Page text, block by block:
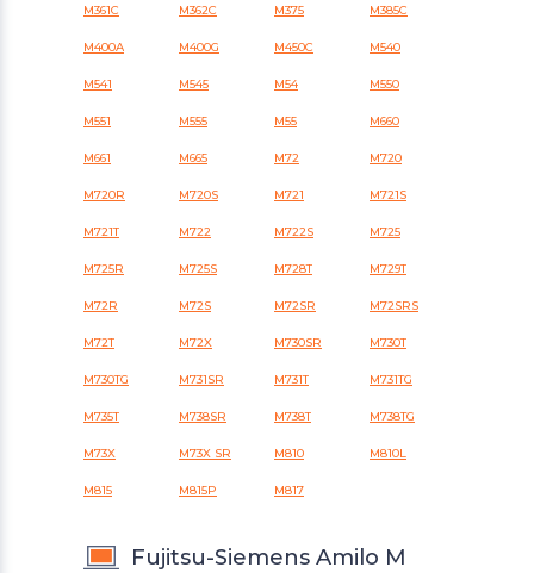
M361C M362C M375 M385C
M400A M400G M450C M540
M541 M545 M54 M550
M551 M555 M55 M660
M661 M665 M72 M720
M720R M720S M721 M721S
M721T M722 M722S M725
M725R M725S M728T M729T
M72R M72S M72SR M72SRS
M72T M72X M730SR M730T
M730TG M731SR M731T M731TG
M735T M738SR M738T M738TG
M73X M73X SR M810 M810L
M815 M815P M817
Fujitsu-Siemens Amilo M